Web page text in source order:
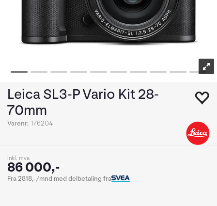
Leica SL3-P Vario Kit 28-
70mm
Varenr: 176204
inkl. mva
86 000,-
Fra 2818,-/mnd med delbetaling fra